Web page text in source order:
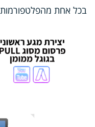
בכל אחת מהפלטפורמות